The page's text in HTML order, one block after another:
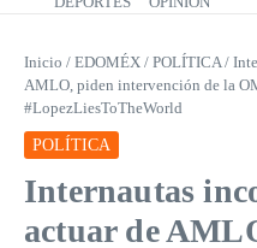
Inicio / EDOMÉX / POLÍTICA/
AMLO, piden intervención de la
#LopezLiesToTheWorld
POLÍTICA
Internautas
actuar de